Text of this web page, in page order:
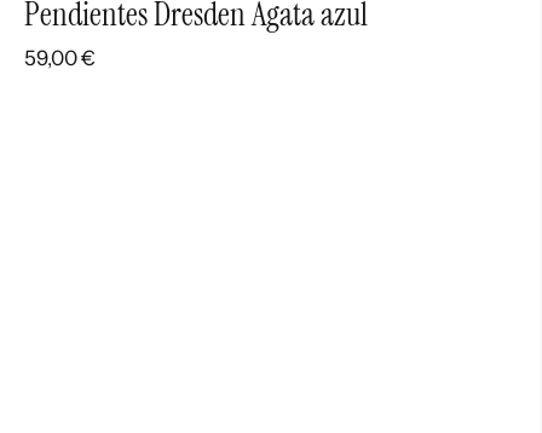
Pendientes Dresden Ágata azul
59,00€